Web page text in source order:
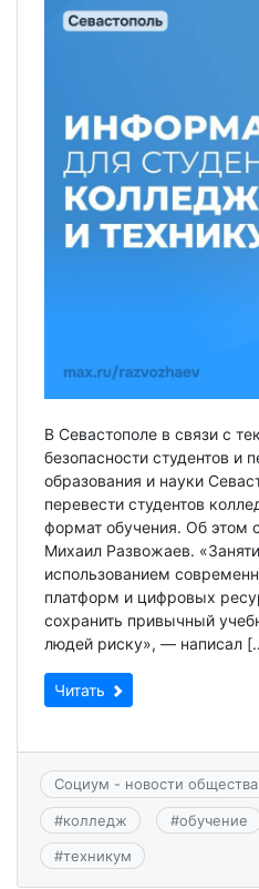
В Севастополе в связи с
безопасности студентов и
образования и науки
перевести студентов
формат обучения. Об этом
Михаил Развожаев.
использованием
платформ и цифровых
сохранить привычный
людей риску», — написал
Читать
Социум - новости общества
#колледж #обучение
#техникум